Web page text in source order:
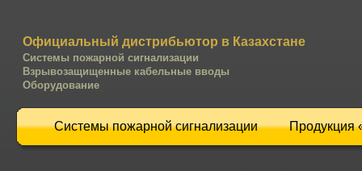
Официальный дистрибьютор в Казахстане
Системы пожарной сигнализации
Взрывозащищенные кабельные вводы
Оборудование
Системы пожарной сигнализации Продукция